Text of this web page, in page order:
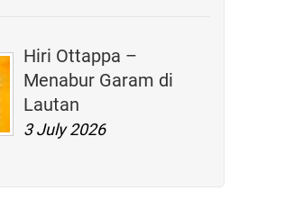
Hiri Ottappa –
Menabur Garam di
Lautan
3 July 2026